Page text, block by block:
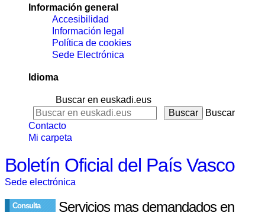
Información general
Accesibilidad
Información legal
Política de cookies
Sede Electrónica
Idioma
Buscar en euskadi.eus
Buscar
Contacto
Mi carpeta
Boletín Oficial del País Vasco
Sede electrónica
Consulta
Servicios mas demandados en